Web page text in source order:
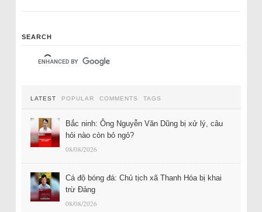
SEARCH
LATEST POPULAR COMMENTS TAGS
Bắc ninh: Ông Nguyễn Văn Dũng bị xử lý, câu
hỏi nào còn bỏ ngỏ?
08/08/2026
Cá độ bóng đá: Chủ tịch xã Thanh Hóa bị khai
trừ Đảng
08/08/2026